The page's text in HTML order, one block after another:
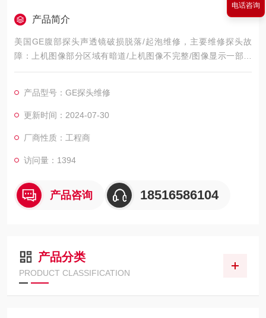
产品简介
美国GE腹部探头声透镜破损脱落/起泡维修，主要维修探头故
障：上机图像部分区域有暗道/上机图像不完整/图像显示一部分
图像有黑影 图像不良，如：暗道、黑影、黑屏、重影、缺失、模
部探头维修，如：声透镜破损脱落/起泡、外壳爆裂、线套破损、
电缆线断、油囊***、漏油，等；功能不良，如：二维转三维电机
产品型号：GE探头维修
更新时间：2024-07-30
厂商性质：工程商
访问量：1394
产品咨询 18516586104
产品分类
PRODUCT CLASSIFICATION
电话咨询